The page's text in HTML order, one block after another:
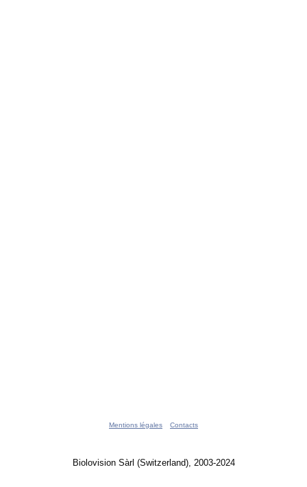
Mentions légales Contacts
Biolovision Sàrl (Switzerland), 2003-2024